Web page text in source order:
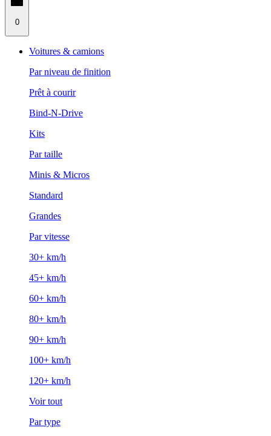
0
Voitures & camions
Par niveau de finition
Prêt à courir
Bind-N-Drive
Kits
Par taille
Minis & Micros
Standard
Grandes
Par vitesse
30+ km/h
45+ km/h
60+ km/h
80+ km/h
90+ km/h
100+ km/h
120+ km/h
Voir tout
Par type